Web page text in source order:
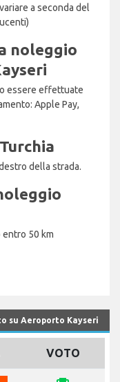
a seconda del
noleggio
essere effettuate
Apple Pay,
della strada.
50 km
su Aeroporto Kayseri
VOTO